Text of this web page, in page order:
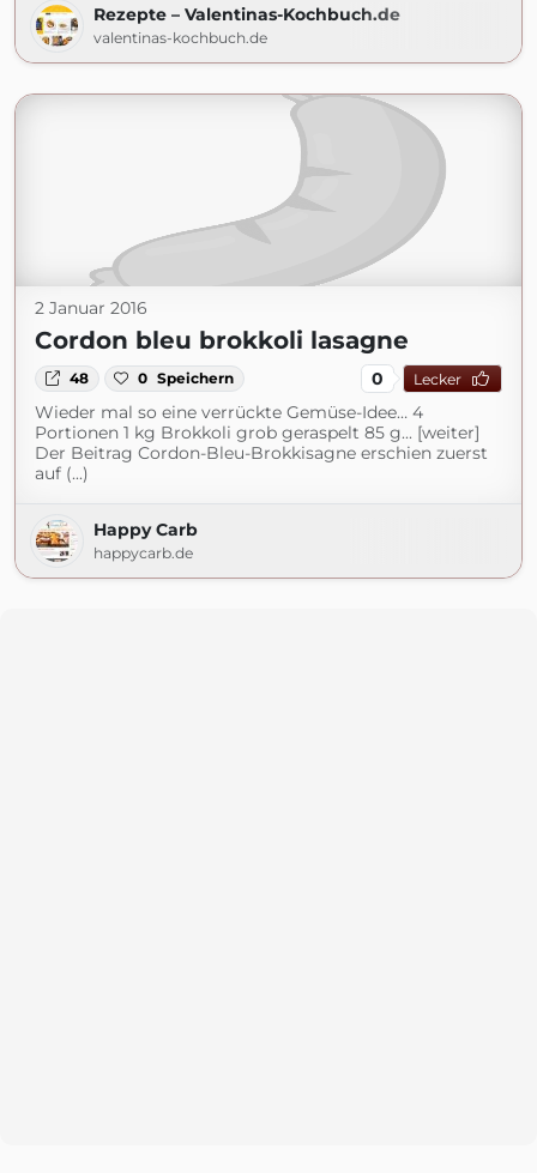
Rezepte – Valentinas-Kochbuch.de
valentinas-kochbuch.de
2 Januar 2016
Cordon bleu brokkoli lasagne
48 0 Speichern 0 Lecker
Wieder mal so eine verrückte Gemüse-Idee… 4
Portionen 1 kg Brokkoli grob geraspelt 85 g... [weiter]
Der Beitrag Cordon-Bleu-Brokkisagne erschien zuerst
auf (...)
Happy Carb
happycarb.de